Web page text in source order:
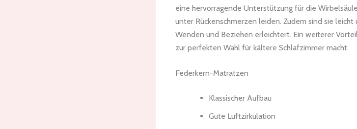
eine hervorragende Unterstützung für die
unter Rückenschmerzen leiden. Zudem sind sie
Wenden und Beziehen erleichtert. Ein weiterer
zur perfekten Wahl für kältere Schlafzimmer macht.
Federkern-Matratzen
Klassischer Aufbau
Gute Luftzirkulation